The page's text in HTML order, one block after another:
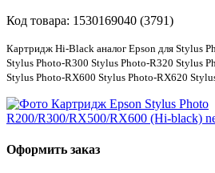
Код товара: 1530169040 (3791)
Картридж Hi-Black аналог Epson для Stylus
Stylus Photo-R300 Stylus Photo-R320 Stylus
Stylus Photo-RX600 Stylus Photo-RX620
Оформить заказ